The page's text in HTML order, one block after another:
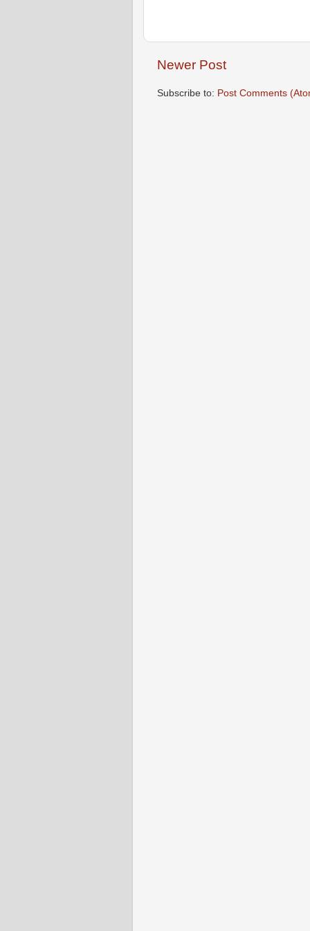
Newer Post
Subscribe to: Post Comments